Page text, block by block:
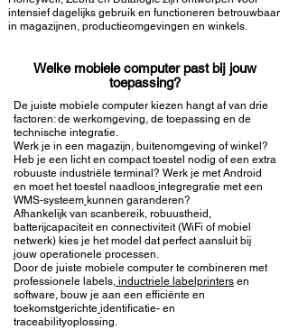
intensief dagelijks gebruik en functioneren betrouwbaar
in magazijnen, productieomgevingen en winkels.
Welke mobiele computer past bij jouw
toepassing?
De juiste mobiele computer kiezen hangt af van drie
factoren: de werkomgeving, de toepassing en de
technische integratie.
Werk je in een magazijn, buitenomgeving of winkel?
Heb je een licht en compact toestel nodig of een extra
robuuste industriële terminal ? Werk je met Android
en moet het toestel naadloos integregratie met een
WMS-systeem kunnen garanderen?
Afhankelijk van scanbereik, robuustheid,
batterijcapaciteit en connectiviteit (WiFi of mobiel
netwerk) kies je het model dat perfect aansluit bij
jouw operationele processen.
Door de juiste mobiele computer te combineren met
professionele labels, inductriele labelprinters en
software, bouw je aan een efficiënte en
toekomstgerichte identificatie- en
traceabilityoplossing.